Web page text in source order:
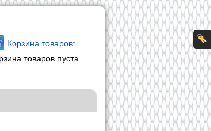
Корзина товаров:
товаров пуста